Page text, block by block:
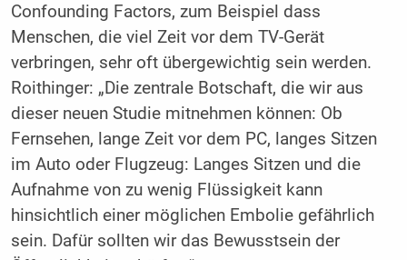
Confounding Factors, zum Beispiel dass
Menschen, die viel Zeit vor dem TV-Gerät
verbringen, sehr oft übergewichtig sein werden.
Roithinger: „Die zentrale Botschaft, die wir aus
dieser neuen Studie mitnehmen können: Ob
Fernsehen, lange Zeit vor dem PC, langes Sitzen
im Auto oder Flugzeug: Langes Sitzen und die
Aufnahme von zu wenig Flüssigkeit kann
hinsichtlich einer möglichen Embolie gefährlich
sein. Dafür sollten wir das Bewusstsein der